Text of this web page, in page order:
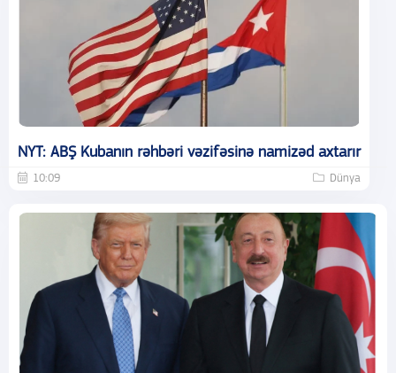
NYT: ABŞ Kubanın rəhbəri vəzifəsinə namizəd axtarır
10:09 Dünya